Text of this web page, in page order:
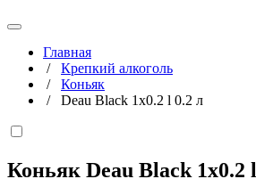
Главная
/ Крепкий алкоголь
/ Коньяк
/ Deau Black 1x0.2 l 0.2 л
Коньяк Deau Black 1x0.2 l